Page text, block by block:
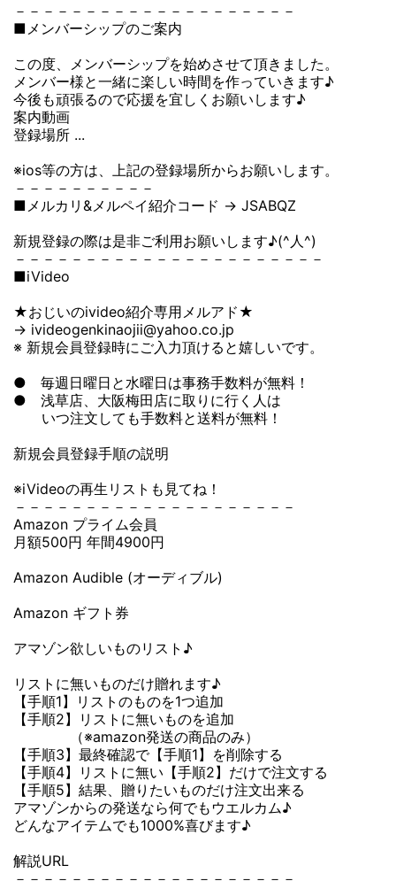
－－－－－－－－－－－－－－－－－－－－
■メンバーシップのご案内
この度、メンバーシップを始めさせて頂きました。
メンバー様と一緒に楽しい時間を作っていきます♪
今後も頑張るので応援を宜しくお願いします♪
案内動画
登録場所 ...
※ios等の方は、上記の登録場所からお願いします。
－－－－－－－－－－
■メルカリ&メルペイ紹介コード → JSABQZ
新規登録の際は是非ご利用お願いします♪(^人^)
－－－－－－－－－－－－－－－－－－－－－－
■iVideo
★おじいのivideo紹介専用メルアド★
→ ivideogenkinaojii@yahoo.co.jp
※ 新規会員登録時にご入力頂けると嬉しいです。
● 毎週日曜日と水曜日は事務手数料が無料！
● 浅草店、大阪梅田店に取りに行く人は
いつ注文しても手数料と送料が無料！
新規会員登録手順の説明
※iVideoの再生リストも見てね！
－－－－－－－－－－－－－－－－－－－－
Amazon プライム会員
月額500円 年間4900円
Amazon Audible (オーディブル)
Amazon ギフト券
アマゾン欲しいものリスト♪
リストに無いものだけ贈れます♪
【手順1】リストのものを1つ追加
【手順2】リストに無いものを追加
（※amazon発送の商品のみ）
【手順3】最終確認で【手順1】を削除する
【手順4】リストに無い【手順2】だけで注文する
【手順5】結果、贈りたいものだけ注文出来る
アマゾンからの発送なら何でもウエルカム♪
どんなアイテムでも1000%喜びます♪
解説URL